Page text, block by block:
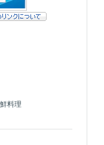
料理